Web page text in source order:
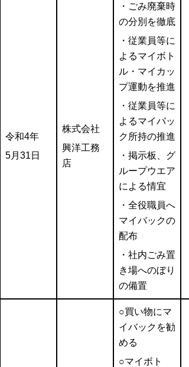
令和4年
5月31日
株式会社
興洋工務
店
・ ごみ廃棄時
の分別を徹底
・ 従業員等に
よるマイボト
ル・マイカッ
プ運動を推進
・ 従業員等に
よるマイバッ
ク所持の推進
・ 掲示板、グ
ループウエア
による情宜
・全役職員へ
マイバックの
配布
・ 社内ごみ置
き場へのぼり
の備置
○買い物にマ
イバックを勧
める
○マイボト